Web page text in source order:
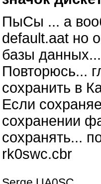
ПыСы ... а
default.aat но
базы
Повторюсь...
сохранить в
Если
сохранении
сохранять...
rk0swc.cbr